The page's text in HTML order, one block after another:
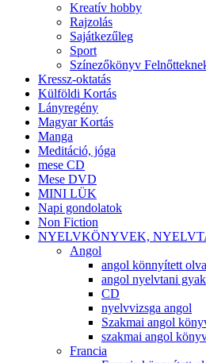
Kreatív hobby
Rajzolás
Sajátkezűleg
Sport
Színezőkönyv
Kressz-oktatás
Külföldi Kortás
Lányregény
Magyar Kortás
Manga
Meditáció, jóga
mese CD
Mese DVD
MINI LÜK
Napi gondolatok
Non Fiction
NYELVKÖNYVEK,
Angol
angol könnyített
angol nyelvtani
CD
nyelvvizsga angol
Szakmai angol
szakmai angol
Francia